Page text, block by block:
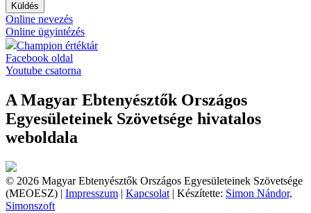
Küldés
Online nevezés
Online ügyintézés
Champion értéktár
Facebook oldal
Youtube csatorna
A Magyar Ebtenyésztők Országos
Egyesületeinek Szövetsége hivatalos
weboldala
© 2026 Magyar Ebtenyésztők Országos Egyesületeinek Szövetsége
(MEOESZ) | Impresszum | Kapcsolat | Készítette: Simon Nándor,
Simonszoft